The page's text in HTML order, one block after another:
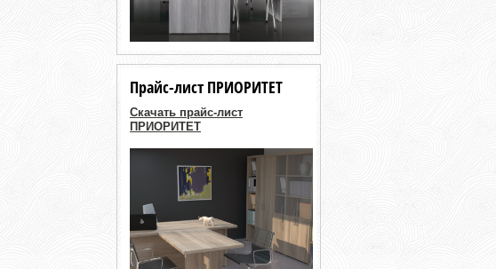
Прайс-лист ПРИОРИТЕТ
Скачать прайс-лист
ПРИОРИТЕТ